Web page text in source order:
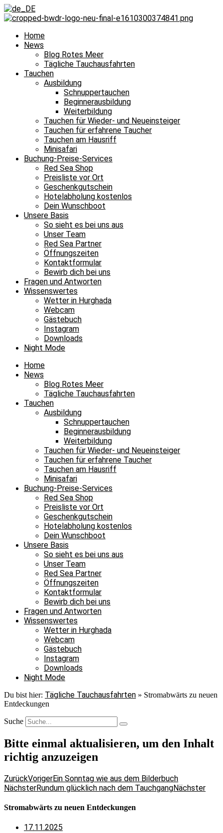
Home
News
Blog Rotes Meer
Tägliche Tauchausfahrten
Tauchen
Ausbildung
Schnuppertauchen
Beginnerausbildung
Weiterbildung
Tauchen für Wieder- und Neueinsteiger
Tauchen für erfahrene Taucher
Tauchen am Hausriff
Minisafari
Buchung-Preise-Services
Red Sea Shop
Preisliste vor Ort
Geschenkgutschein
Hotelabholung kostenlos
Dein Wunschboot
Unsere Basis
So sieht es bei uns aus
Unser Team
Red Sea Partner
Öffnungszeiten
Kontaktformular
Bewirb dich bei uns
Fragen und Antworten
Wissenswertes
Wetter in Hurghada
Webcam
Gästebuch
Instagram
Downloads
Night Mode
Home
News
Blog Rotes Meer
Tägliche Tauchausfahrten
Tauchen
Ausbildung
Schnuppertauchen
Beginnerausbildung
Weiterbildung
Tauchen für Wieder- und Neueinsteiger
Tauchen für erfahrene Taucher
Tauchen am Hausriff
Minisafari
Buchung-Preise-Services
Red Sea Shop
Preisliste vor Ort
Geschenkgutschein
Hotelabholung kostenlos
Dein Wunschboot
Unsere Basis
So sieht es bei uns aus
Unser Team
Red Sea Partner
Öffnungszeiten
Kontaktformular
Bewirb dich bei uns
Fragen und Antworten
Wissenswertes
Wetter in Hurghada
Webcam
Gästebuch
Instagram
Downloads
Night Mode
Du bist hier: Tägliche Tauchausfahrten » Stromabwärts zu neuen
Entdeckungen
Suche
Bitte einmal aktualisieren, um den Inhalt
richtig anzuzeigen
ZurückVorigerEin Sonntag wie aus dem Bilderbuch
NächsterRundum glücklich nach dem TauchgangNächster
Stromabwärts zu neuen Entdeckungen
17.11.2025